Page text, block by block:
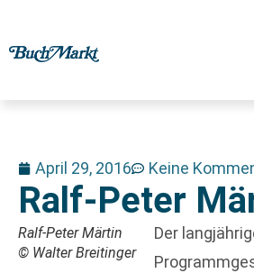
April 29, 2016 Keine
Ralf-Peter
Ralf-Peter Märtin
© Walter Breitinger
Der